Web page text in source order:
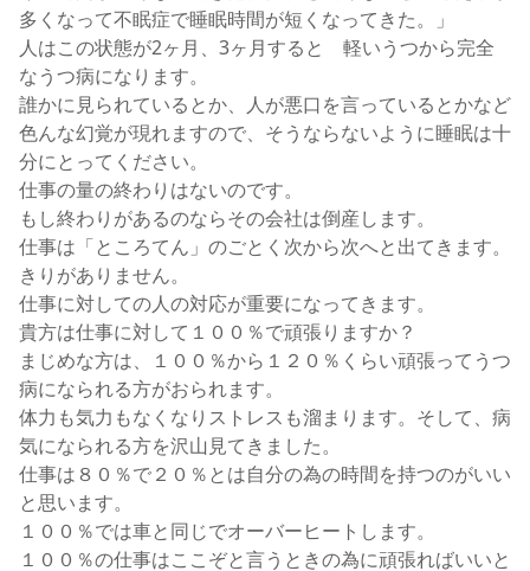
多くなって不眠症で睡眠時間が短くなってきた。」
人はこの状態が2ヶ月、3ヶ月すると 軽いうつから完全
なうつ病になります。
誰かに見られているとか、人が悪口を言っているとかなど
色んな幻覚が現れますので、そうならないように睡眠は十
分にとってください。
仕事の量の終わりはないのです。
もし終わりがあるのならその会社は倒産します。
仕事は「ところてん」のごとく次から次へと出てきます。
きりがありません。
仕事に対しての人の対応が重要になってきます。
貴方は仕事に対して１００％で頑張りますか？
まじめな方は、１００％から１２０％くらい頑張ってうつ
病になられる方がおられます。
体力も気力もなくなりストレスも溜まります。そして、病
気になられる方を沢山見てきました。
仕事は８０％で２０％とは自分の為の時間を持つのがいい
と思います。
１００％では車と同じでオーバーヒートします。
１００％の仕事はここぞと言うときの為に頑張ればいいと